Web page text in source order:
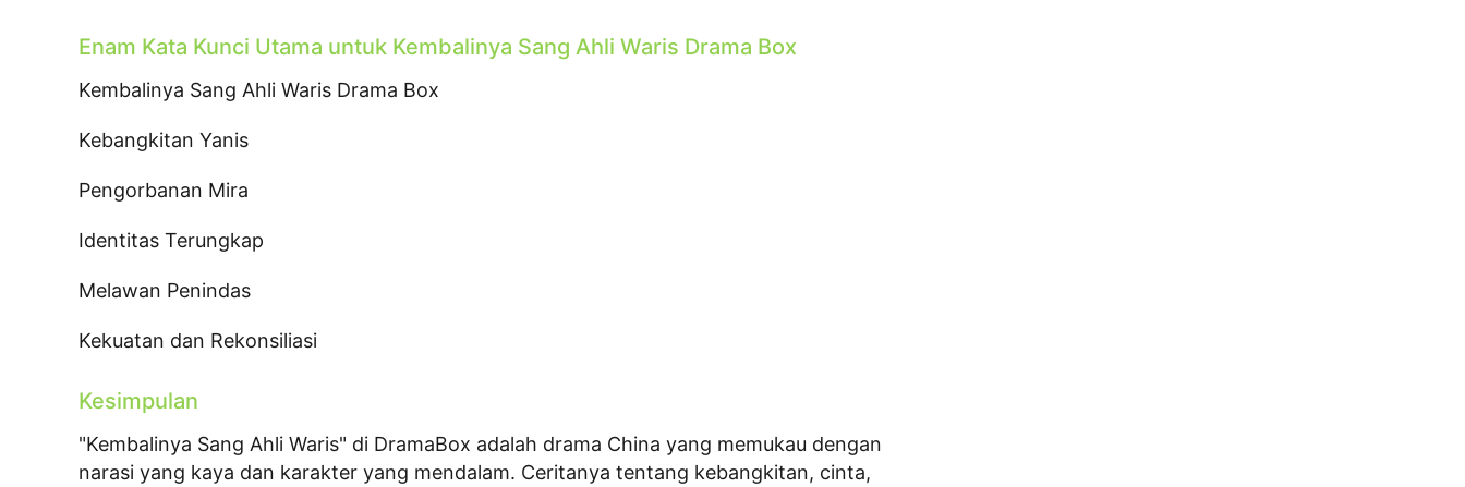
Enam Kata Kunci Utama untuk Kembalinya Sang Ahli Waris Drama Box
Kembalinya Sang Ahli Waris Drama Box
Kebangkitan Yanis
Pengorbanan Mira
Identitas Terungkap
Melawan Penindas
Kekuatan dan Rekonsiliasi
Kesimpulan
"Kembalinya Sang Ahli Waris" di DramaBox adalah drama China yang memukau dengan
narasi yang kaya dan karakter yang mendalam. Ceritanya tentang kebangkitan, cinta,